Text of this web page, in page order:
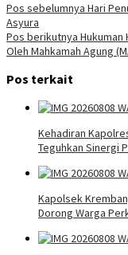
Navigasi
pos
Pos sebelumnya Hari
Asyura
Pos berikutnya Hukuman
Oleh Mahkamah Agung
Pos terkait
Kehadiran
Teguhkan Sinergi
Kapolsek
Dorong Warga